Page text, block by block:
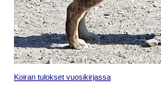
Koiran tulokset vuosikirjassa